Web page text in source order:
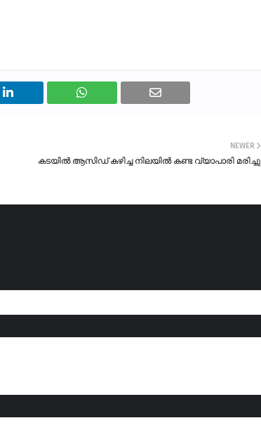
NEWER
കടയിൽ ആസിഡ് കഴിച്ച നിലയിൽ കണ്ട വ്യാപാരി മരിച്ചു